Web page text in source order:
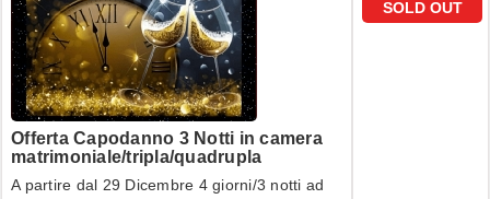
Offerta Capodanno 3 Notti in camera
matrimoniale/tripla/quadrupla
A partire dal 29 Dicembre 4 giorni/3 notti ad
SOLD OUT